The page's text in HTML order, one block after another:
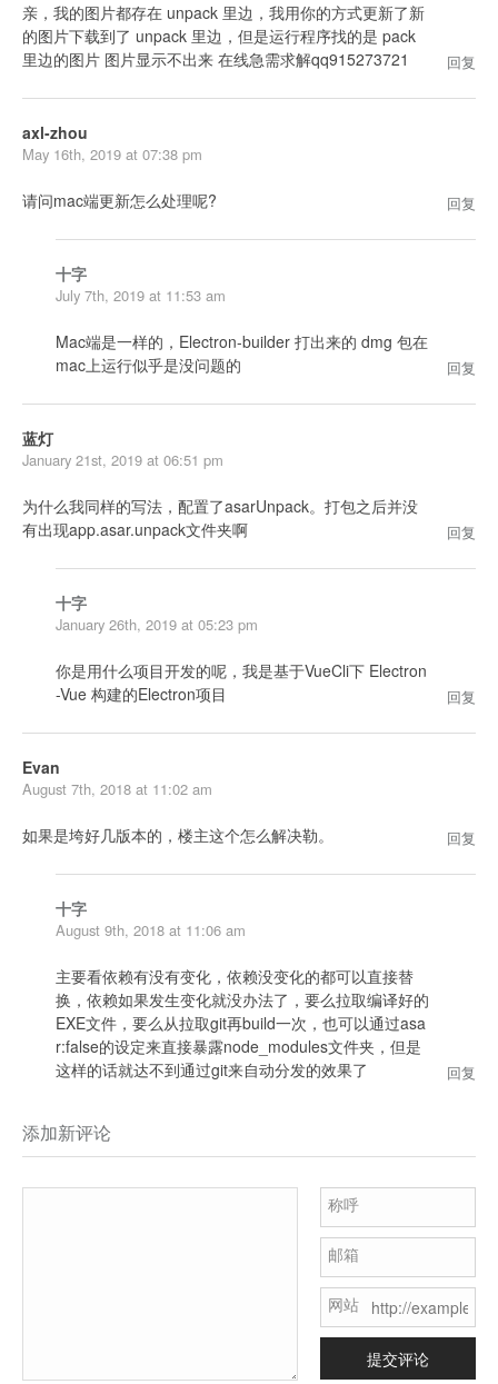
亲，我的图片都存在 unpack 里边，我用你的方式更新了新
的图片下载到了 unpack 里边，但是运行程序找的是 pack
里边的图片 图片显示不出来 在线急需求解qq915273721
回复
axl-zhou
May 16th, 2019 at 07:38 pm
请问mac端更新怎么处理呢? 回复
十字
July 7th, 2019 at 11:53 am
Mac端是一样的，Electron-builder 打出来的 dmg 包在
mac上运行似乎是没问题的
回复
蓝灯
January 21st, 2019 at 06:51 pm
为什么我同样的写法，配置了asarUnpack。打包之后并没
有出现app.asar.unpack文件夹啊
回复
十字
January 26th, 2019 at 05:23 pm
你是用什么项目开发的呢，我是基于VueCli下 Electron
-Vue 构建的Electron项目
回复
Evan
August 7th, 2018 at 11:02 am
如果是垮好几版本的，楼主这个怎么解决勒。 回复
十字
August 9th, 2018 at 11:06 am
主要看依赖有没有变化，依赖没变化的都可以直接替
换，依赖如果发生变化就没办法了，要么拉取编译好的
EXE文件，要么从拉取git再build一次，也可以通过asa
r:false的设定来直接暴露node_modules文件夹，但是
这样的话就达不到通过git来自动分发的效果了
回复
添加新评论
称呼
邮箱
网站
提交评论